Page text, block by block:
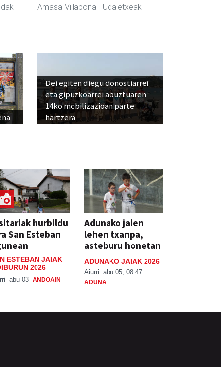
Amasa-Villabona - Udaletxeak
Dei egiten diegu donostiarrei
eta gipuzkoarrei abuztuaren
14ko mobilizazioan parte
hartzera
hurbildu
San Esteban
ESTEBAN JAIAK
2026
abu 03 ANDOAIN
Adunako jaien
lehen txanpa,
asteburu honetan
ADUNAKO JAIAK 2026
Aiurri abu 05, 08:47
ADUNA